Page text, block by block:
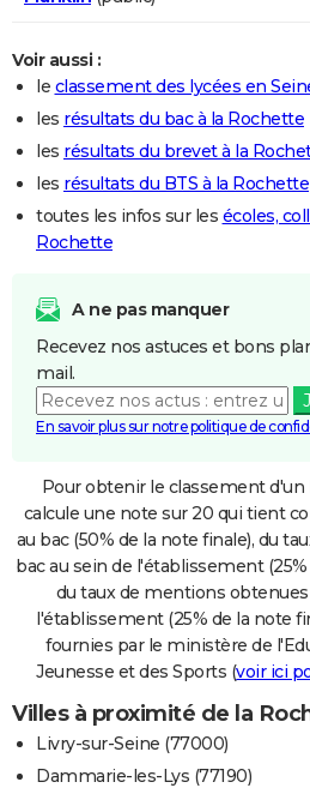
Voir aussi :
le classement des lycées en
les résultats du bac à la Rochette
les résultats du brevet à la
les résultats du BTS à la Rochette
toutes les infos sur les écoles,
Rochette
A ne pas manquer
Recevez nos astuces et bons
mail.
En savoir plus sur notre politique de
Pour obtenir le classement
calcule une note sur 20 qui tient
au bac (50% de la note finale), du
bac au sein de l'établissement
du taux de mentions
l'établissement (25% de la note
fournies par le ministère de
Jeunesse et des Sports (voir ici
Villes à proximité de la
Livry-sur-Seine (77000)
Dammarie-les-Lys (77190)